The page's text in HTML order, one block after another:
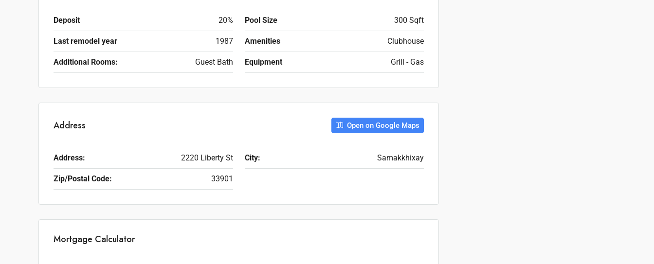
Deposit 20% Pool Size 300 Sqft
Last remodel year 1987 Amenities Clubhouse
Additional Rooms: Guest Bath Equipment Grill - Gas
Address Open on Google Maps
Address: 2220 Liberty St City: Samakkhixay
Zip/Postal Code: 33901
Mortgage Calculator